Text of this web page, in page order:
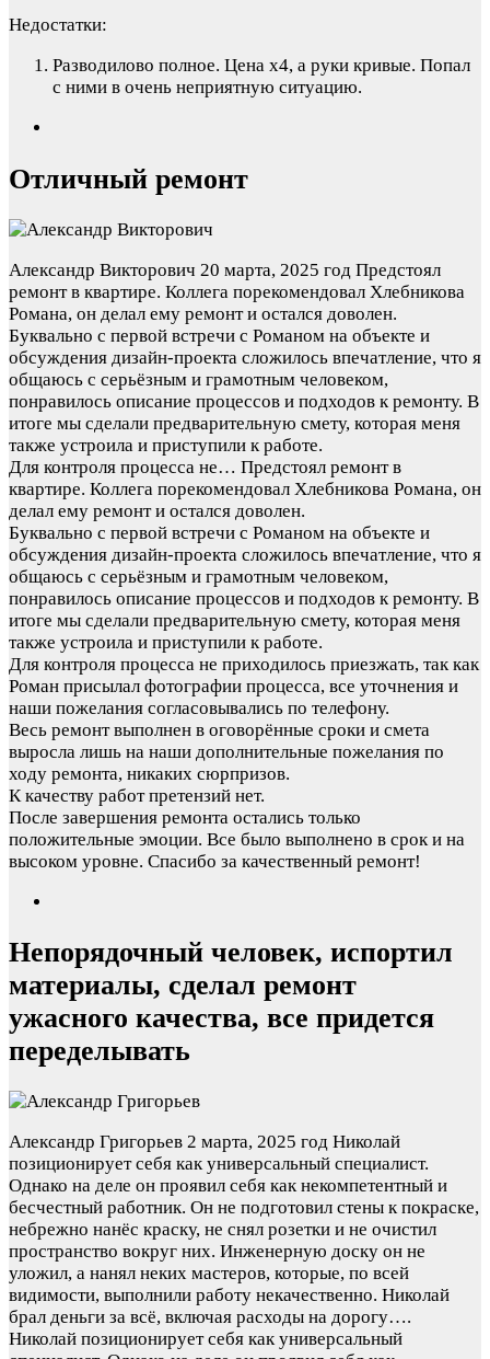
Недостатки:
Разводилово полное. Цена х4, а руки кривые. Попал
с ними в очень неприятную ситуацию.
Отличный ремонт
Александр Викторович 20 марта, 2025 год Предстоял
ремонт в квартире. Коллега порекомендовал Хлебникова
Романа, он делал ему ремонт и остался доволен.
Буквально с первой встречи с Романом на объекте и
обсуждения дизайн-проекта сложилось впечатление, что я
общаюсь с серьёзным и грамотным человеком,
понравилось описание процессов и подходов к ремонту. В
итоге мы сделали предварительную смету, которая меня
также устроила и приступили к работе.
Для контроля процесса не… Предстоял ремонт в
квартире. Коллега порекомендовал Хлебникова Романа, он
делал ему ремонт и остался доволен.
Буквально с первой встречи с Романом на объекте и
обсуждения дизайн-проекта сложилось впечатление, что я
общаюсь с серьёзным и грамотным человеком,
понравилось описание процессов и подходов к ремонту. В
итоге мы сделали предварительную смету, которая меня
также устроила и приступили к работе.
Для контроля процесса не приходилось приезжать, так как
Роман присылал фотографии процесса, все уточнения и
наши пожелания согласовывались по телефону.
Весь ремонт выполнен в оговорённые сроки и смета
выросла лишь на наши дополнительные пожелания по
ходу ремонта, никаких сюрпризов.
К качеству работ претензий нет.
После завершения ремонта остались только
положительные эмоции. Все было выполнено в срок и на
высоком уровне. Спасибо за качественный ремонт!
Непорядочный человек, испортил
материалы, сделал ремонт
ужасного качества, все придется
переделывать
Александр Григорьев 2 марта, 2025 год Николай
позиционирует себя как универсальный специалист.
Однако на деле он проявил себя как некомпетентный и
бесчестный работник. Он не подготовил стены к покраске,
небрежно нанёс краску, не снял розетки и не очистил
пространство вокруг них. Инженерную доску он не
уложил, а нанял неких мастеров, которые, по всей
видимости, выполнили работу некачественно. Николай
брал деньги за всё, включая расходы на дорогу….
Николай позиционирует себя как универсальный